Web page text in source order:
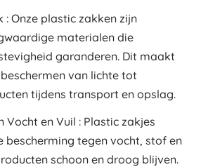
: Onze plastic zakken zijn
materialen die
garanderen. Dit maakt
van lichte tot
tijdens transport en opslag.
Vocht en Vuil : Plastic zakjes
bescherming tegen vocht, stof en
schoon en droog blijven.